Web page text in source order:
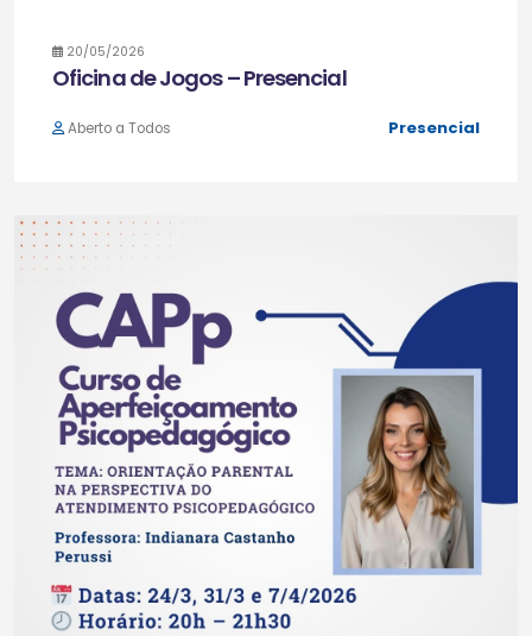
20/05/2026
Oficina de Jogos – Presencial
Presencial
Aberto a Todos